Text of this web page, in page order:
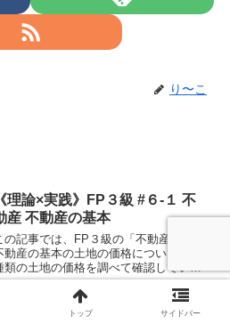
り〜こ
《理論×実践》FP３級 #６-１ 不
産 不動産の基本
の記事では、FP３級の「不動産」から
動産の基本の土地の価格について、４
類の土地の価格を調べて確認していき
す。実際の価格も見ていきますので、
あなたも同じように、気になる場所の価
格を勉強の合間に検索してみてくださ
《理論×実践》FP3級 #3-３ ライ
トップ サイドバー